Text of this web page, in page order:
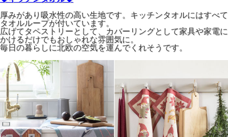
厚みがあり吸水性の高い生地です。キッチンタオルにはすべて
タオルループが付いています。
広げてタペストリーとして、カバーリングとして家具や家電に
かけるだけでもおしゃれな雰囲気に。
毎日の暮らしに北欧の空気を運んでくれそうです。